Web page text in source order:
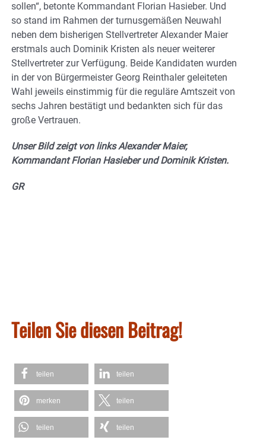
sollen“, betonte Kommandant Florian Hasieber. Und
so stand im Rahmen der turnusgemäßen Neuwahl
neben dem bisherigen Stellvertreter Alexander Maier
erstmals auch Dominik Kristen als neuer weiterer
Stellvertreter zur Verfügung. Beide Kandidaten wurden
in der von Bürgermeister Georg Reinthaler geleiteten
Wahl jeweils einstimmig für die reguläre Amtszeit von
sechs Jahren bestätigt und bedankten sich für das
große Vertrauen.
Unser Bild zeigt von links Alexander Maier,
Kommandant Florian Hasieber und Dominik Kristen.
GR
Teilen Sie diesen Beitrag!
teilen teilen
merken teilen
teilen teilen